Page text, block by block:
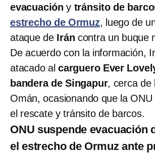
evacuación y tránsito de
estrecho de Ormuz, luego de
ataque de Irán contra un buque
De acuerdo con la información,
atacado al carguero Ever
bandera de Singapur, cerca de
Omán, ocasionando que la
el rescate y tránsito de barcos.
ONU suspende evacuación
el estrecho de Ormuz ante